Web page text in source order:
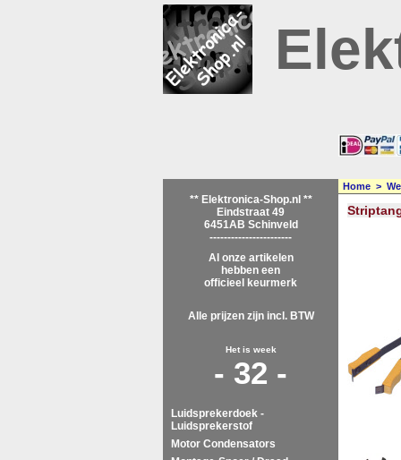
** Elektronica-Shop.nl **
Eindstraat 49
6451AB Schinveld
-----------------------
Al onze artikelen
hebben een
officieel keurmerk
Alle prijzen zijn incl. BTW
Het is week
- 32 -
Luidsprekerdoek -
Luidsprekerstof
Motor Condensators
Home >